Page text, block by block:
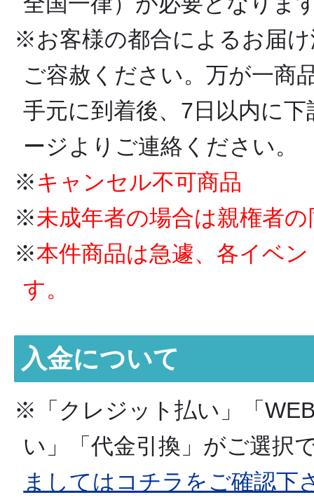
※お客様の都合によるお届
ご容赦ください。万が一商
手元に到着後、7日以内に
ージよりご連絡ください。
※キャンセル不可商品
※未成年者の場合は親権者
※本件商品は急遽、各イベ
す。
入金について
※「クレジット払い」「
い」「代金引換」がご選択
ましてはコチラをご確認下